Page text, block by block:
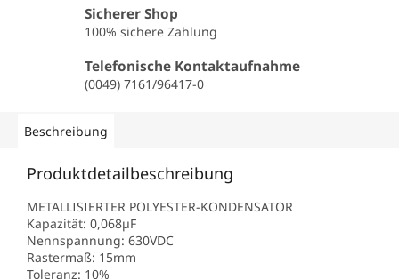
Sicherer Shop
100% sichere Zahlung
Telefonische Kontaktaufnahme
(0049) 7161/96417-0
Beschreibung
Produktdetailbeschreibung
METALLISIERTER POLYESTER-KONDENSATOR
Kapazität: 0,068µF
Nennspannung: 630VDC
Rastermaß: 15mm
Toleranz: 10%